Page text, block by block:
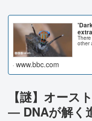
other
www.bbc.com
【謎】オース
― DNAが解く